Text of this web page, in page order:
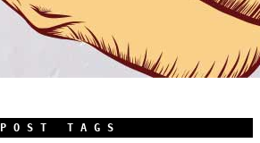
POST TAGS